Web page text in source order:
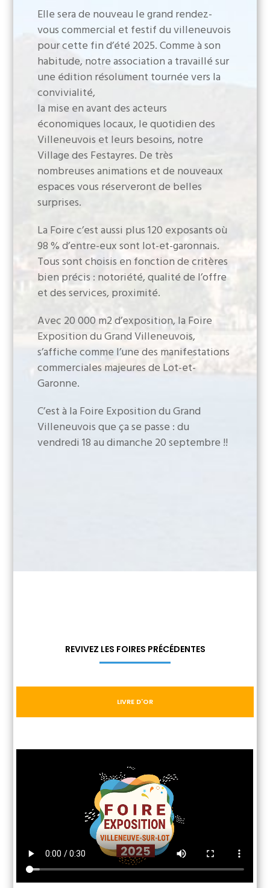
Elle sera de nouveau le grand rendez-
vous commercial et festif du villeneuvois
pour cette fin d’été 2025. Comme à son
habitude, notre association a travaillé sur
une édition résolument tournée vers la
convivialité,
la mise en avant des acteurs
économiques locaux, le quotidien des
Villeneuvois et leurs besoins, notre
Village des Festayres. De très
nombreuses animations et de nouveaux
espaces vous réserveront de belles
surprises.
La Foire c’est aussi plus 120 exposants où
98 % d’entre-eux sont lot-et-garonnais.
Tous sont choisis en fonction de critères
bien précis : notoriété, qualité de l’offre
et des services, proximité.
Avec 20 000 m2 d’exposition, la Foire
Exposition du Grand Villeneuvois,
s’affiche comme l’une des manifestations
commerciales majeures de Lot-et-
Garonne.
C’est à la Foire Exposition du Grand
Villeneuvois que ça se passe : du
vendredi 18 au dimanche 20 septembre !!
REVIVEZ LES FOIRES PRÉCÉDENTES
LIVRE D'OR